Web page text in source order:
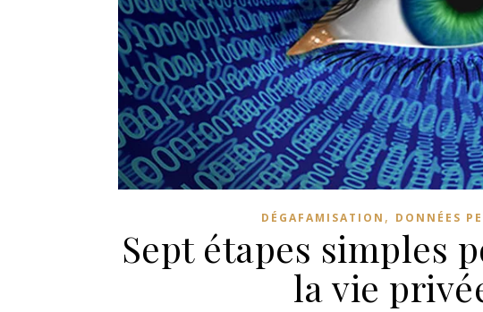
DÉGAFAMISATION , DONNÉES
Sept étapes simples
la vie